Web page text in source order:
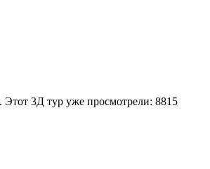
Этот 3Д тур уже просмотрели: 8815